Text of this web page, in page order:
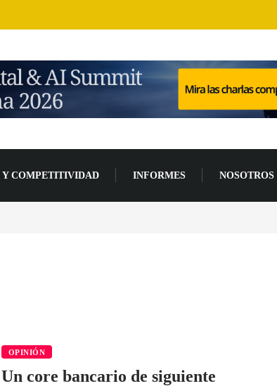
Y COMPETITIVIDAD INFORMES NOSOTROS
OPINIÓN
Un core bancario de siguiente